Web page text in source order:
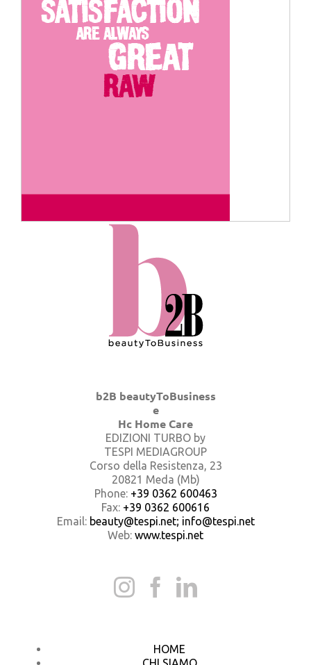
b2B beautyToBusiness
e
Hc Home Care
EDIZIONI TURBO by
TESPI MEDIAGROUP
Corso della Resistenza, 23
20821 Meda (Mb)
Phone: +39 0362 600463
Fax: +39 0362 600616
Email: beauty@tespi.net; info@tespi.net
Web: www.tespi.net
HOME